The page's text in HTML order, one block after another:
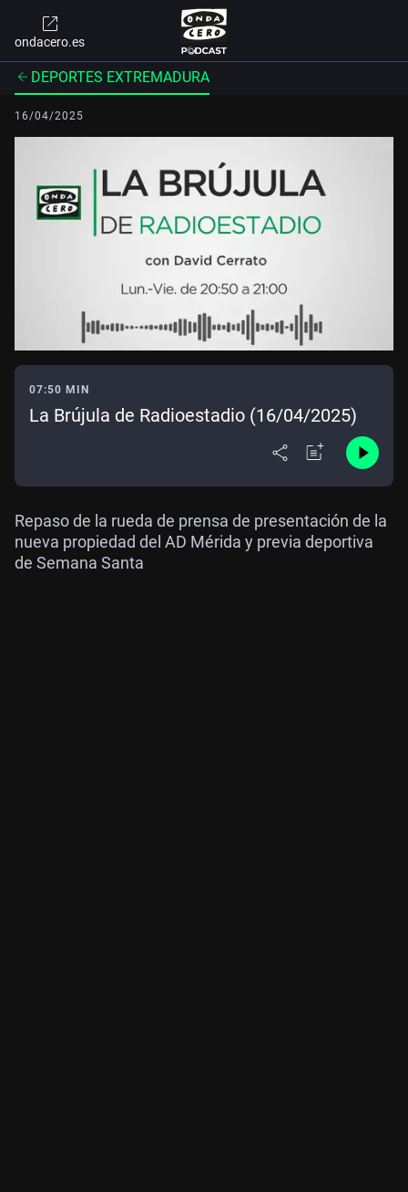
ondacero.es
DEPORTES EXTREMADURA
16/04/2025
07:50 MIN
La Brújula de Radioestadio (16/04/2025)
Repaso de la rueda de prensa de presentación de la
nueva propiedad del AD Mérida y previa deportiva
de Semana Santa